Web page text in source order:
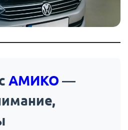
АМИКО —